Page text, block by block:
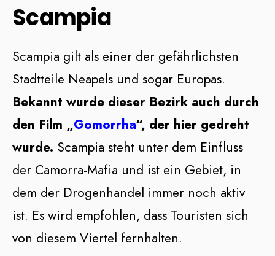
Scampia
Scampia gilt als einer der gefährlichsten
Stadtteile Neapels und sogar Europas.
Bekannt wurde dieser Bezirk auch durch
den Film „Gomorrha“, der hier gedreht
wurde. Scampia steht unter dem Einfluss
der Camorra-Mafia und ist ein Gebiet, in
dem der Drogenhandel immer noch aktiv
ist. Es wird empfohlen, dass Touristen sich
von diesem Viertel fernhalten.